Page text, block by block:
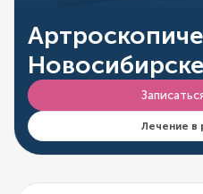
Новосибирске
Лечение в